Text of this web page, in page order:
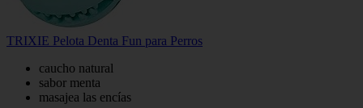
TRIXIE Pelota Denta Fun para Perros
caucho natural
sabor menta
masajea las encías